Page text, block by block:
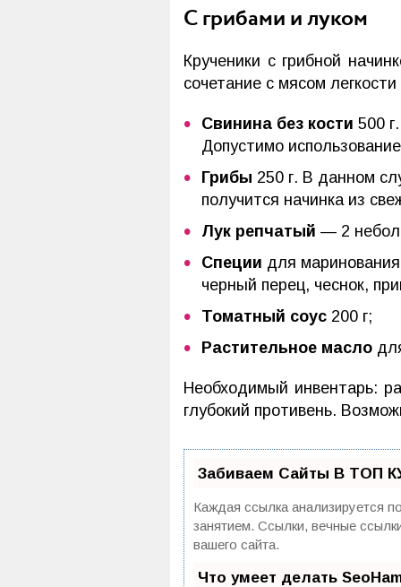
С грибами и луком
Крученики с грибной
сочетание с мясом
Свинина без кости 500
Допустимо
Грибы 250 г. В данном
получится начинка из
Лук репчатый — 2
Специи для
черный перец, чеснок,
Томатный соус 200 г;
Растительное масло
Необходимый инвентарь:
глубокий противень.
Забиваем Сайты В ТОП
Каждая ссылка анализируется
занятием. Ссылки, вечные
вашего сайта.
Что умеет делать